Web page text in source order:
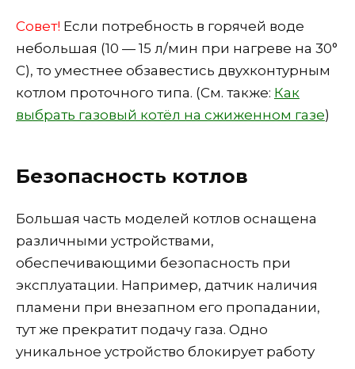
Совет! Если потребность в горячей воде
небольшая (10 — 15 л/мин при нагреве на 30°
С), то уместнее обзавестись двухконтурным
котлом проточного типа. (См. также: Как
выбрать газовый котёл на сжиженном газе)
Безопасность котлов
Большая часть моделей котлов оснащена
различными устройствами,
обеспечивающими безопасность при
эксплуатации. Например, датчик наличия
пламени при внезапном его пропадании,
тут же прекратит подачу газа. Одно
уникальное устройство блокирует работу